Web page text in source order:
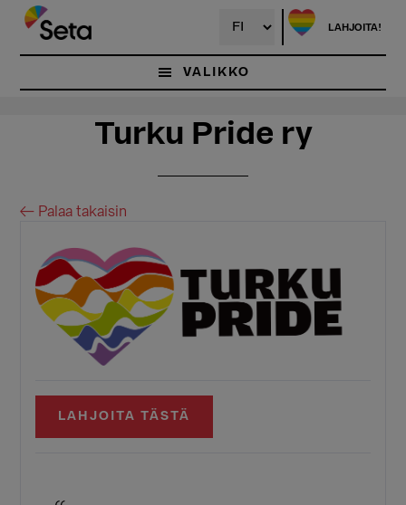
Hyppää
pääsisältöön
Hyppää
ensisijaiseen
sivupalkkiin
LAHJOITA!
VALIKKO
Turku Pride ry
← Palaa takaisin
LAHJOITA TÄSTÄ